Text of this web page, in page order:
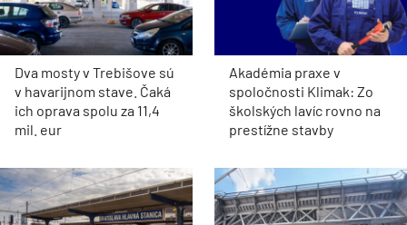
Dva mosty v Trebišove sú
v havarijnom stave. Čaká
ich oprava spolu za 11,4
mil. eur
Akadémia praxe v
spoločnosti Klimak: Zo
školských lavíc rovno na
prestížne stavby